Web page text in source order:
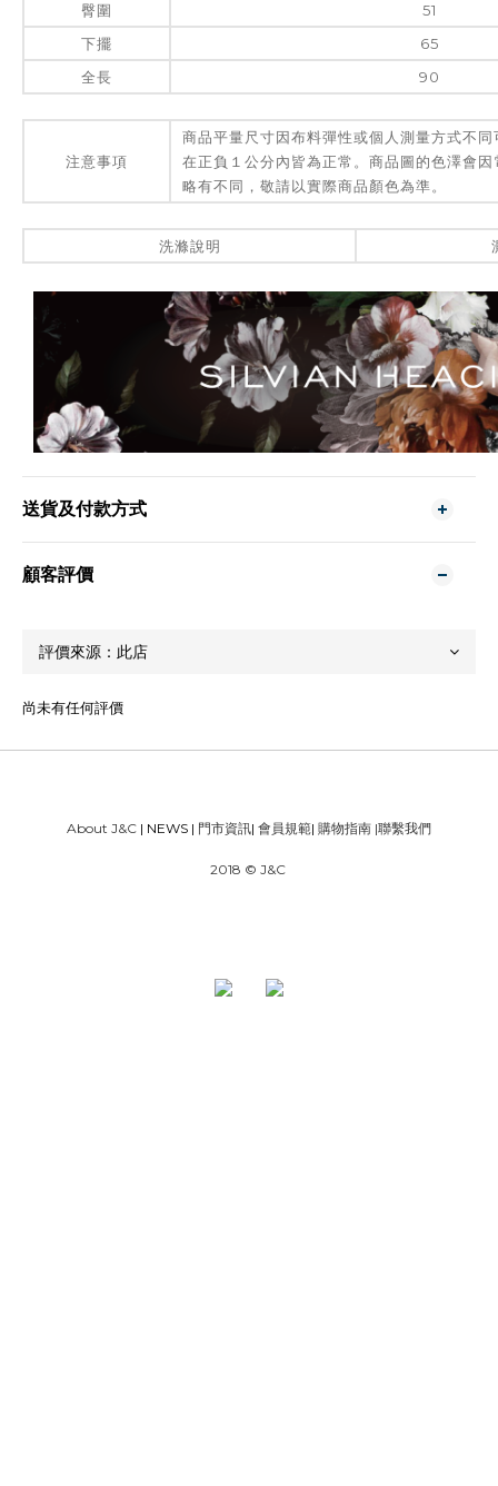
臀圍
51
下擺
65
全長
90
注意事項
商品平量尺寸因布料彈性或個人測量方式不
在正負１公分內皆為正常。商品圖的色澤會
略有不同，敬請以實際商品顏色為準。
洗滌說明
送貨及付款方式
顧客評價
尚未有任何評價
About J&C | NEWS | 門市資訊| 會員規範| 購物指南 |聯繫我們
2018 © J&C